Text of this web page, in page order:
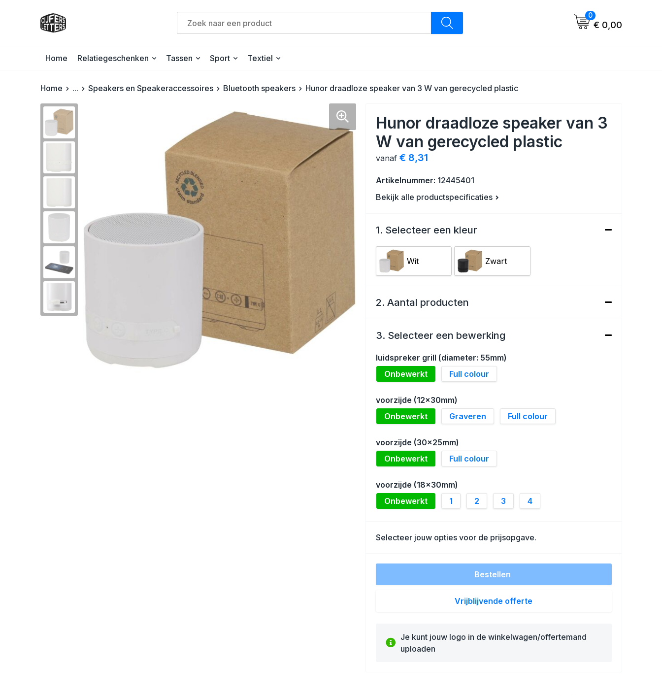
0
€ 0,00
Home Relatiegeschenken Tassen Sport Textiel
Home ... Speakers en Speakeraccessoires Bluetooth speakers Hunor draadloze speaker van 3 W van gerecycled plastic
Hunor draadloze speaker van 3
W van gerecycled plastic
vanaf € 8,31
Artikelnummer: 12445401
Bekijk alle productspecificaties
1. Selecteer een kleur
Wit Zwart
2. Aantal producten
3. Selecteer een bewerking
luidspreker grill (diameter: 55mm)
Onbewerkt
Full colour
voorzijde (12x30mm)
Onbewerkt
Graveren Full colour
voorzijde (30x25mm)
Onbewerkt
Full colour
voorzijde (18x30mm)
Onbewerkt
1 2 3 4
Selecteer jouw opties voor de prijsopgave.
Bestellen
Vrijblijvende offerte
Je kunt jouw logo in de winkelwagen/offertemand
uploaden